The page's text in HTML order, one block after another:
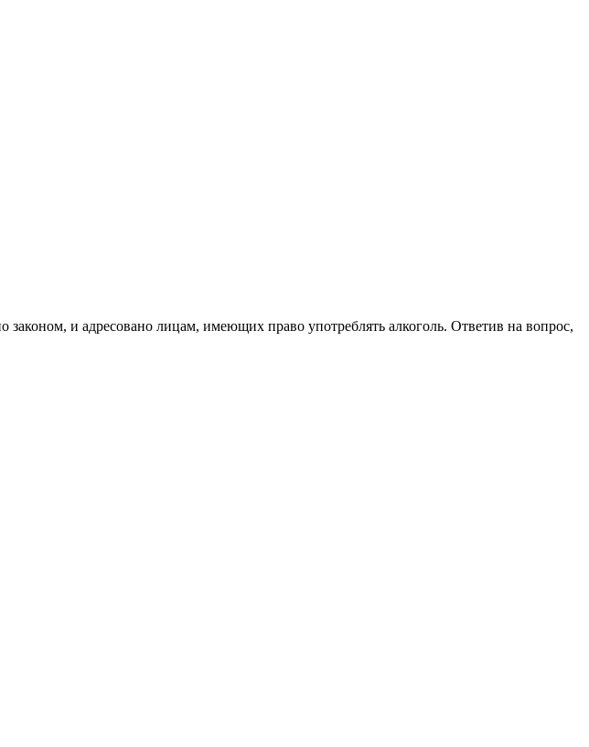
законом, и адресовано лицам, имеющих право употреблять алкоголь. Ответив на вопрос,